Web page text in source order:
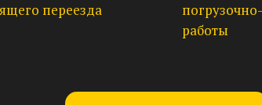
переезда
работы